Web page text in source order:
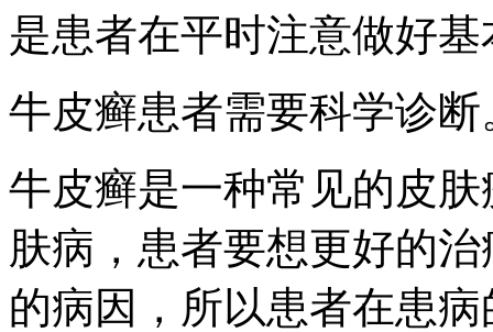
是患者在平时注意做好
牛皮癣患者需要科学诊断
牛皮癣是一种常见的皮
肤病，患者要想更好的
的病因，所以患者在患